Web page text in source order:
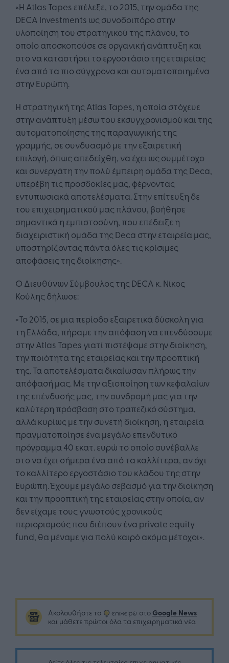
«Η Atlas Tapes επέλεξε, το 2015, την ομάδα της
DECA Investments ως συνοδοιπόρο στην
υλοποίηση του στρατηγικού της πλάνου, το
οποίο αποσκοπούσε σε οργανική ανάπτυξη και
στο να καταστήσει το εργοστάσιο της εταιρείας
ένα από τα πιο σύγχρονα και αυτοματοποιημένα
στην Ευρώπη.
Η στρατηγική της Atlas Tapes, η οποία στόχευε
στην ανάπτυξη μέσω του εκσυγχρονισμού και της
αυτοματοποίησης της παραγωγικής της
γραμμής, σε συνδυασμό με την εξαιρετική
επιλογή, όπως απεδείχθη, να έχει ως συμμέτοχο
και συνεργάτη την πολύ έμπειρη ομάδα της Deca,
υπερέβη τις προσδοκίες μας, φέρνοντας
εντυπωσιακά αποτελέσματα. Στην επίτευξη δε
του επιχειρηματικού μας πλάνου, βοήθησε
σημαντικά η εμπιστοσύνη, που επέδειξε η
διαχειριστική ομάδα της Deca στην εταιρεία μας,
υποστηρίζοντας πάντα όλες τις κρίσιμες
αποφάσεις της διοίκησης».
Ο Διευθύνων Σύμβουλος της DECA κ. Νίκος
Κούλης δήλωσε:
«Το 2015, σε μια περίοδο εξαιρετικά δύσκολη για
τη Ελλάδα, πήραμε την απόφαση να επενδύσουμε
στην Atlas Tapes γιατί πιστέψαμε στην διοίκηση,
την ποιότητα της εταιρείας και την προοπτική
της. Τα αποτελέσματα δικαίωσαν πλήρως την
απόφασή μας. Με την αξιοποίηση των κεφαλαίων
της επένδυσής μας, την συνδρομή μας για την
καλύτερη πρόσβαση στο τραπεζικό σύστημα,
αλλά κυρίως με την συνετή διοίκηση, η εταιρεία
πραγματοποίησε ένα μεγάλο επενδυτικό
πρόγραμμα 40 εκατ. ευρώ το οποίο συνέβαλλε
στο να έχει σήμερα ένα από τα καλλίτερα, αν όχι
το καλλίτερο εργοστάσιο του κλάδου της στην
Ευρώπη. Έχουμε μεγάλο σεβασμό για την διοίκηση
και την προοπτική της εταιρείας στην οποία, αν
δεν είχαμε τους γνωστούς χρονικούς
περιορισμούς που διέπουν ένα private equity
fund, θα μέναμε για πολύ καιρό ακόμα μέτοχοι».
Ακολουθήστε το στο Google News
και μάθετε πρώτοι όλα τα επιχειρηματικά νέα